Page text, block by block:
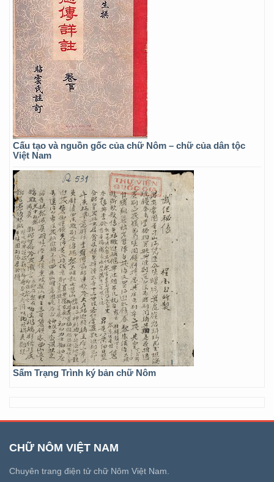
Cấu tạo và nguồn gốc của chữ Nôm – chữ của dân tộc
Việt Nam
Sấm Trạng Trình ký bản chữ Nôm
CHỮ NÔM VIỆT NAM
Chuyên trang điện tử chữ Nôm Việt Nam.